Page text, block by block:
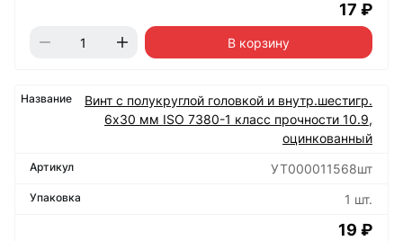
17 ₽
В корзину
Винт с полукруглой головкой и внутр.шестигр.
6х30 мм ISO 7380-1 класс прочности 10.9,
оцинкованный
УТ000011568шт
1 шт.
19 ₽